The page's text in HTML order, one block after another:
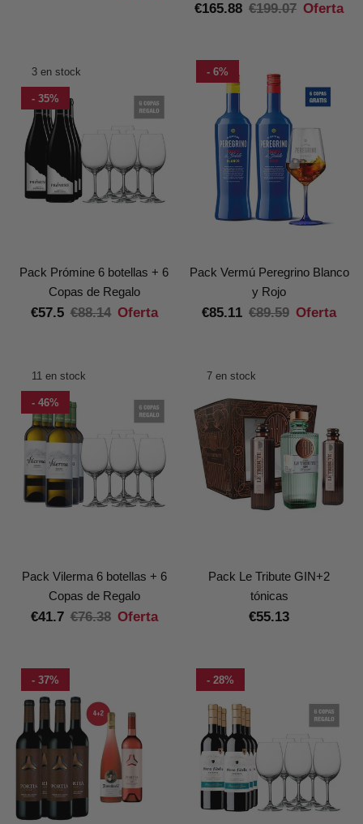
€165.88 €199.07 Oferta
3 en stock
- 35%
Pack Prómine 6 botellas + 6
Copas de Regalo
€57.5 €88.14 Oferta
- 6%
Pack Vermú Peregrino Blanco
y Rojo
€85.11 €89.59 Oferta
11 en stock
- 46%
Pack Vilerma 6 botellas + 6
Copas de Regalo
€41.7 €76.38 Oferta
7 en stock
Pack Le Tribute GIN+2
tónicas
€55.13
- 37% - 28%